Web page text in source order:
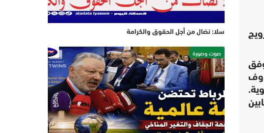
سلا: نضال من أجل الحقوق والكرامة
صوت وصورة